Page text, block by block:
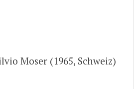
Moser (1965, Schweiz)